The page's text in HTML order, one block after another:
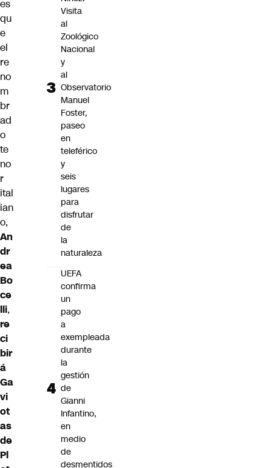
es
qu
e
el
re
no
m
br
ad
o
te
no
r
ital
ian
o,
An
dr
ea
Bo
ce
lli,
re
ci
bir
á
Ga
vi
ot
as
de
Pl
Visita
al
Zoológico
Nacional
y
al
Observatorio
Manuel
Foster,
paseo
en
teleférico
y
seis
lugares
para
disfrutar
de
la
naturaleza
UEFA
confirma
un
pago
a
exempleada
durante
la
gestión
de
Gianni
Infantino,
en
medio
de
desmentidos